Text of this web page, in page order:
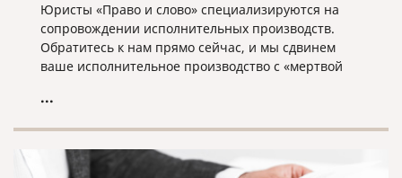
Юристы «Право и слово» специализируются на
сопровождении исполнительных производств.
Обратитесь к нам прямо сейчас, и мы сдвинем
ваше исполнительное производство с «мертвой
...